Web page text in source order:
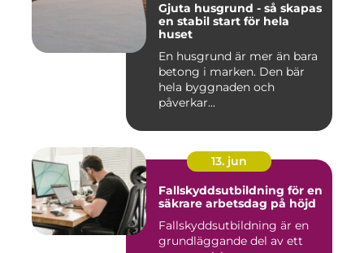
Gjuta husgrund - så skapas
en stabil start för hela
huset
En husgrund är mer än bara
betong i marken. Den bär
hela byggnaden och
påverkar...
13. jun
Fallskyddsutbildning för en
säkrare arbetsdag på höjd
Fallskyddsutbildning är en
grundläggande del av ett